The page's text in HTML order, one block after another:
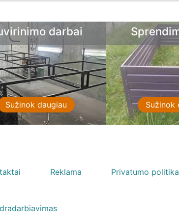
Sprendimai sodui
Sužinok daugiau
Reklama Privatumo politika